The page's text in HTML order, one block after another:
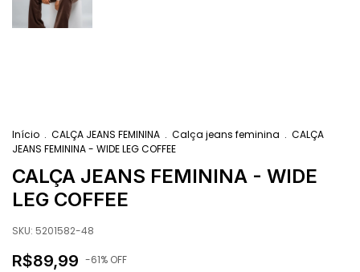
Início . CALÇA JEANS FEMININA . Calça jeans feminina . CALÇA
JEANS FEMININA - WIDE LEG COFFEE
CALÇA JEANS FEMININA - WIDE
LEG COFFEE
SKU: 5201582-48
R$89,99 -61% OFF